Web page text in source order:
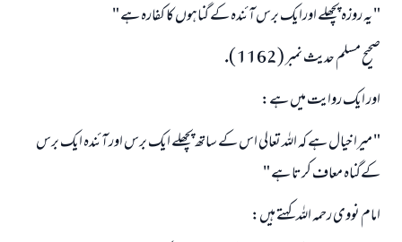
" يہ روزہ پچھلے اورايك برس آئندہ كے گناہوں كا كفارہ ہے "
صحيح مسلم حديث نمبر ( 1162 ).
اور ايك روايت ميں ہے:
" ميرا خيال ہے كہ اللہ تعالى اس كے ساتھ پچھلے ايك برس اور آئندہ ايك برس
كےگناہ معاف كرتا ہے "
امام نووى رحمہ اللہ كہتے ہيں: